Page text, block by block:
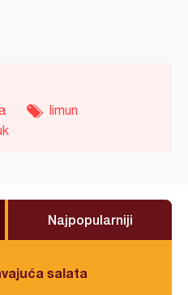
limun
Najpopularniji
salata